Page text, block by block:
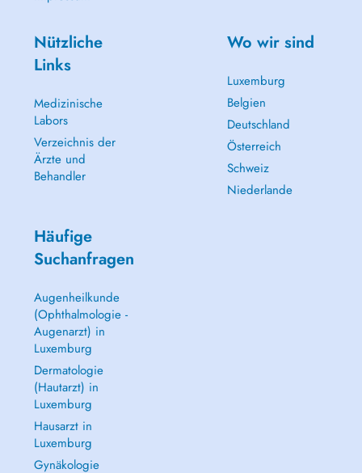
Nützliche
Links
Medizinische
Labors
Verzeichnis der
Ärzte und
Behandler
Wo wir sind
Luxemburg
Belgien
Deutschland
Österreich
Schweiz
Niederlande
Häufige
Suchanfragen
Augenheilkunde
(Ophthalmologie -
Augenarzt) in
Luxemburg
Dermatologie
(Hautarzt) in
Luxemburg
Hausarzt in
Luxemburg
Gynäkologie